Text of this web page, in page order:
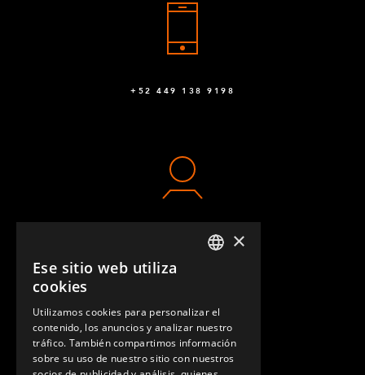
+52 449 138 9198
CONTACTO ×
Ese sitio web utiliza
cookies
Utilizamos cookies para personalizar el
contenido, los anuncios y analizar nuestro
tráfico. También compartimos información
sobre su uso de nuestro sitio con nuestros